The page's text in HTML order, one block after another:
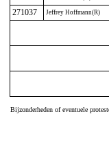
271037 Jeffrey Hoffmann(R)
Bijzonderheden of eventuele